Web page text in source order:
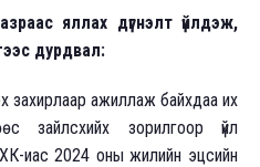
яллах дүгнэлт үйлдэж,
дурдвал:
захирлаар ажиллаж байхдаа их
зайлсхийх зорилгоор үйл
иас 2024 оны жилийн эцсийн